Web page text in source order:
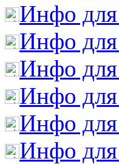
Инфо
Инфо
Инфо
Инфо
Инфо
Инфо